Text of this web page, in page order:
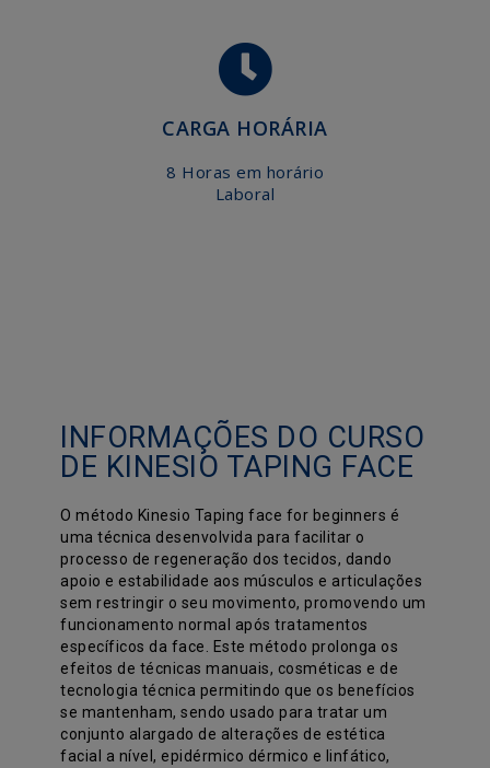
CARGA HORÁRIA
8 Horas em horário
Laboral
INFORMAÇÕES DO CURSO
DE KINESIO TAPING FACE
O método Kinesio Taping face for beginners é
uma técnica desenvolvida para facilitar o
processo de regeneração dos tecidos, dando
apoio e estabilidade aos músculos e articulações
sem restringir o seu movimento, promovendo um
funcionamento normal após tratamentos
específicos da face. Este método prolonga os
efeitos de técnicas manuais, cosméticas e de
tecnologia técnica permitindo que os benefícios
se mantenham, sendo usado para tratar um
conjunto alargado de alterações de estética
facial a nível, epidérmico dérmico e linfático,